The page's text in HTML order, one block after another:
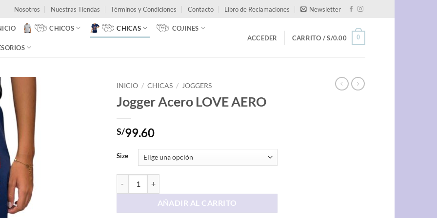
Nosotros Nuestras Tiendas Términos y Condiciones Contacto Libro de Reclamaciones Newsletter
CHICOS CHICAS COJINES
ACCEDER CARRITO /S/0.00 0
INICIO / CHICAS / JOGGERS
Jogger Acero LOVE AERO
S/99.60
Size
AÑADIR AL CARRITO